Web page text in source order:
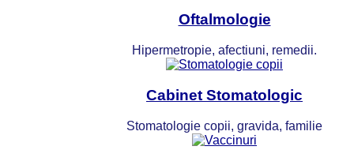
Oftalmologie
Hipermetropie, afectiuni, remedii.
Cabinet Stomatologic
Stomatologie copii, gravida, familie